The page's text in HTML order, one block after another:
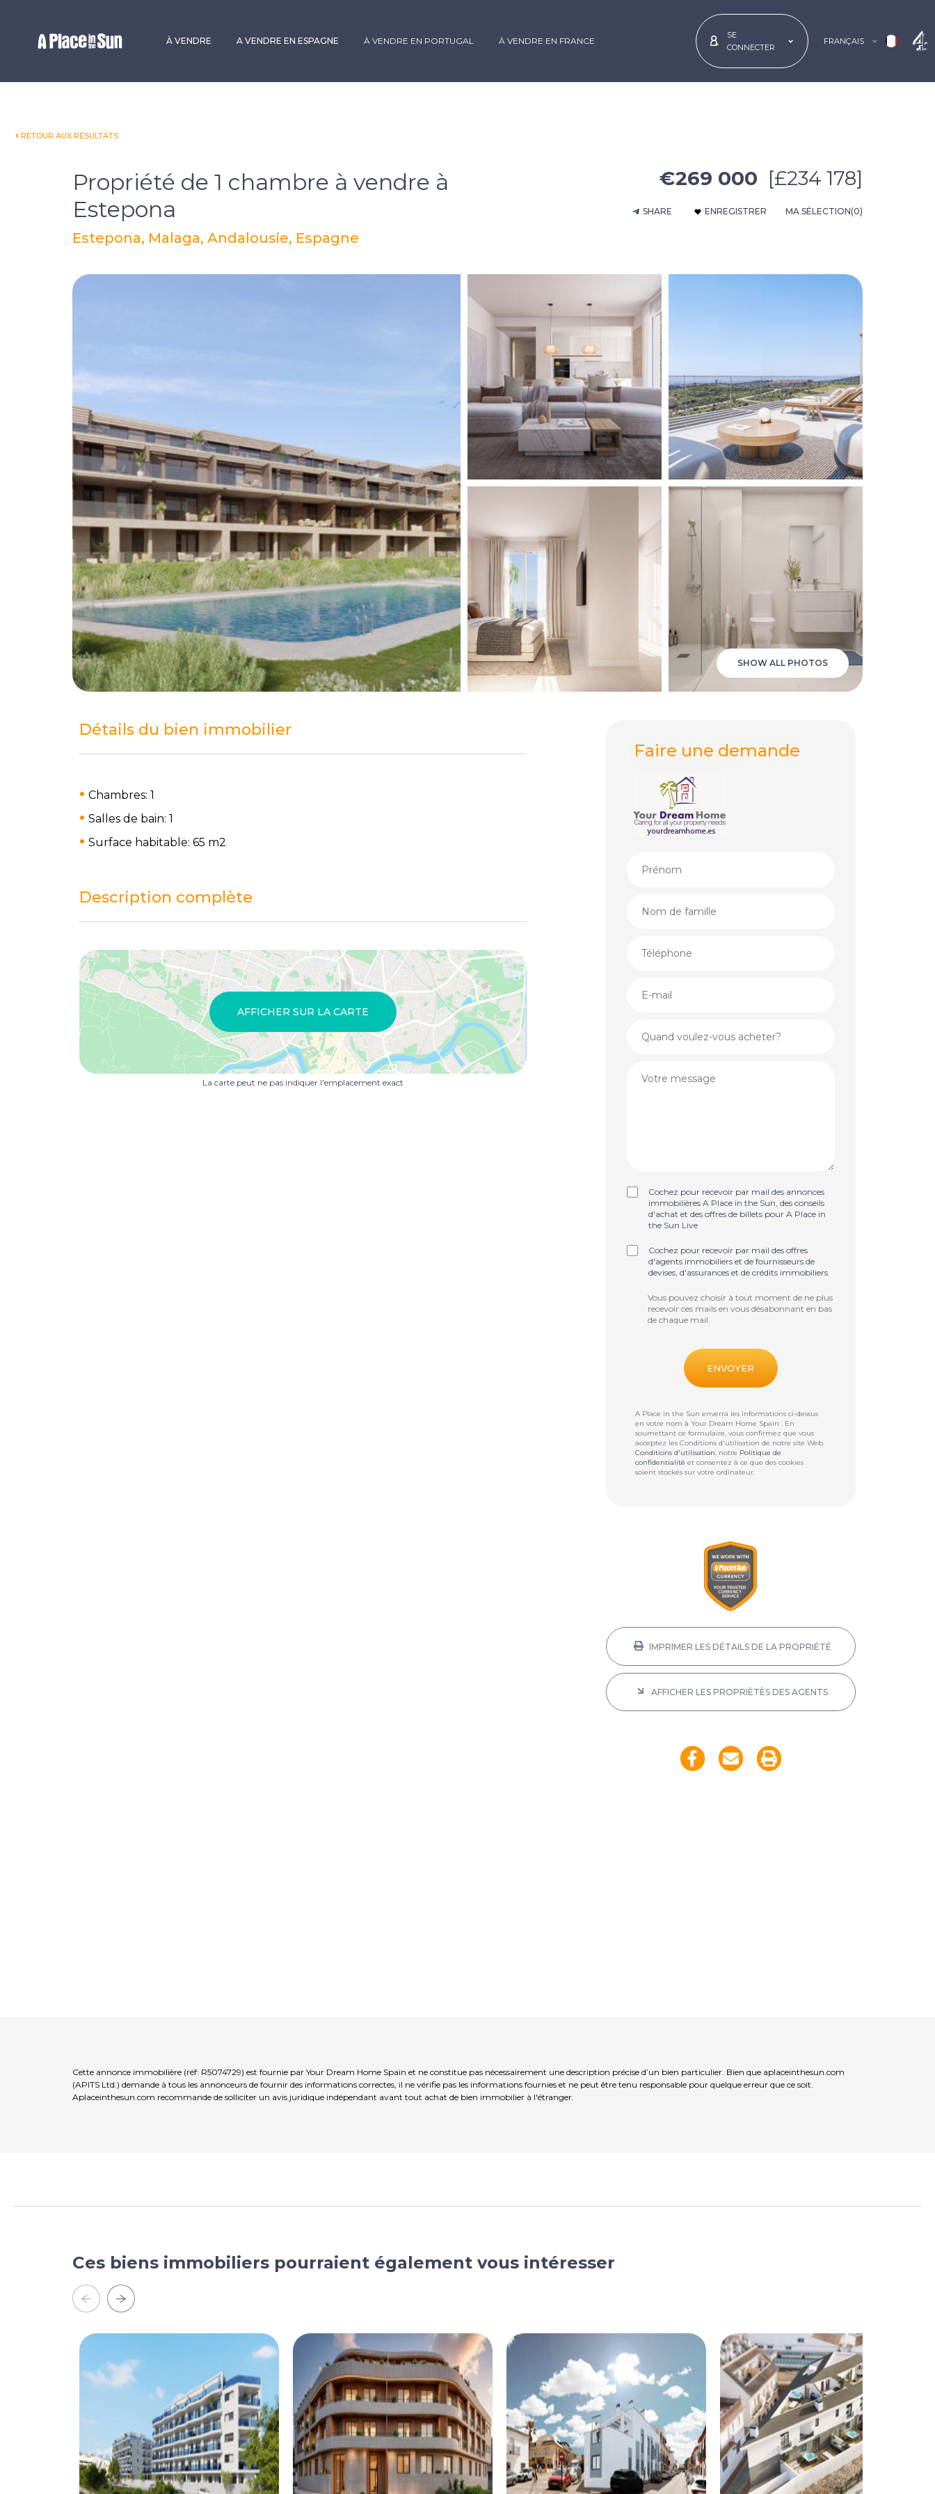
À VENDRE A VENDRE EN ESPAGNE À VENDRE EN PORTUGAL À VENDRE EN FRANCE
SE
CONNECTER
FRANÇAIS
RETOUR AUX RÉSULTATS
Propriété de 1 chambre à vendre à
Estepona
Estepona, Malaga, Andalousie, Espagne
€269 000 [£234 178]
SHARE ENREGISTRER MA SÉLECTION(0)
SHOW ALL PHOTOS
Détails du bien immobilier
Chambres: 1
Salles de bain: 1
Surface habitable: 65 m2
Description complète
AFFICHER SUR LA CARTE
La carte peut ne pas indiquer l'emplacement exact
Faire une demande
Cochez pour recevoir par mail des annonces
immobilières A Place in the Sun, des conseils
d'achat et des offres de billets pour A Place in
the Sun Live
Cochez pour recevoir par mail des offres
d'agents immobiliers et de fournisseurs de
devises, d'assurances et de crédits immobiliers
Vous pouvez choisir à tout moment de ne plus
recevoir ces mails en vous désabonnant en bas
de chaque mail.
A Place in the Sun enverra les informations ci-dessus
en votre nom àYour Dream Home Spain. En
soumettant ce formulaire, vous confirmez que vous
acceptez les Conditions d'utilisation de notre site Web
Conditions d'utilisation, notre Politique de
confidentialité et consentez à ce que des cookies
soient stockés sur votre ordinateur.
IMPRIMER LES DÉTAILS DE LA PROPRIÉTÉ
AFFICHER LES PROPRIÈTÈS DES AGENTS
Cette annonce immobilière (réf: R5074729) est fournie par Your Dream Home Spain et ne constitue pas nécessairement une description précise d’un bien particulier. Bien que aplaceinthesun.com
(APITS Ltd.) demande à tous les annonceurs de fournir des informations correctes, il ne vérifie pas les informations fournies et ne peut être tenu responsable pour quelque erreur que ce soit.
Aplaceinthesun.com recommande de solliciter un avis juridique indépendant avant tout achat de bien immobilier à l'étranger.
Ces biens immobiliers pourraient également vous intéresser